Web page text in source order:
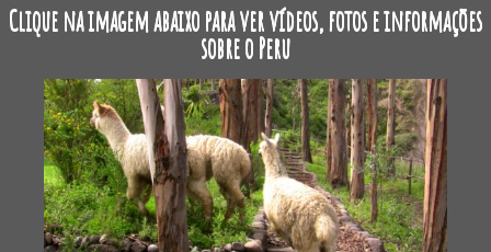
Clique na imagem abaixo para ver vídeos, fotos e informações
sobre o Peru